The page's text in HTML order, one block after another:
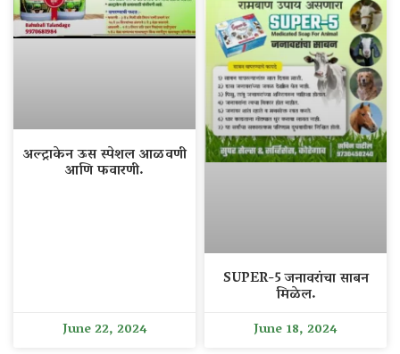
अल्ट्राकेन ऊस स्पेशल आळवणी
आणि फवारणी.
June 22, 2024
SUPER-5 जनावरांचा साबन
मिळेल.
June 18, 2024